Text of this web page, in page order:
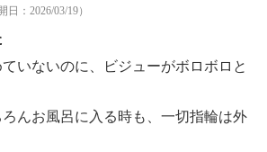
日：2026/03/19）
いないのに、ビジューがボロボロと
んお風呂に入る時も、一切指輪は外